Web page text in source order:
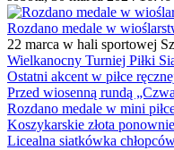
Rozdano medale w
22 marca w hali sportowej
Wielkanocny Turniej Piłki
Ostatni akcent w piłce
Przed wiosenną rundą
Rozdano medale w mini
Koszykarskie złota
Licealna siatkówka